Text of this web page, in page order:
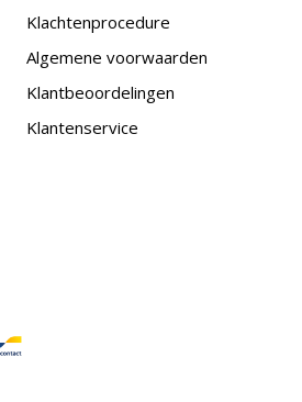
Klachtenprocedure
Algemene voorwaarden
Klantbeoordelingen
Klantenservice